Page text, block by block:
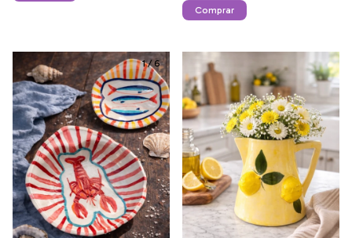
Comprar
1/ 6